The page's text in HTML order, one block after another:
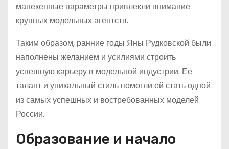
манекенные параметры привлекли внимание
крупных модельных агентств.
Таким образом, ранние годы Яны Рудковской были
наполнены желанием и усилиями строить
успешную карьеру в модельной индустрии. Ее
талант и уникальный стиль помогли ей стать одной
из самых успешных и востребованных моделей
России.
Образование и начало